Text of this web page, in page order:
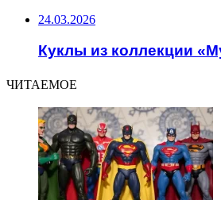
24.03.2026
Куклы из коллекции
ЧИТАЕМОЕ